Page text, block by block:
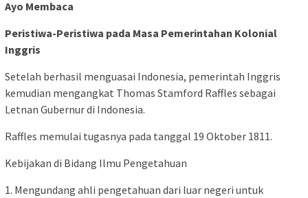
Ayo Membaca
Peristiwa-Peristiwa pada Masa Pemerintahan Kolonial
Inggris
Setelah berhasil menguasai Indonesia, pemerintah Inggris
kemudian mengangkat Thomas Stamford Raffles sebagai
Letnan Gubernur di Indonesia.
Raffles memulai tugasnya pada tanggal 19 Oktober 1811.
Kebijakan di Bidang Ilmu Pengetahuan
1. Mengundang ahli pengetahuan dari luar negeri untuk